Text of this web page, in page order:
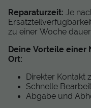
Reparaturzeit: Je
zu einer Woche
Deine Vorteile einer
Ort:
Direkter Kontakt
Schnelle
Abgabe und